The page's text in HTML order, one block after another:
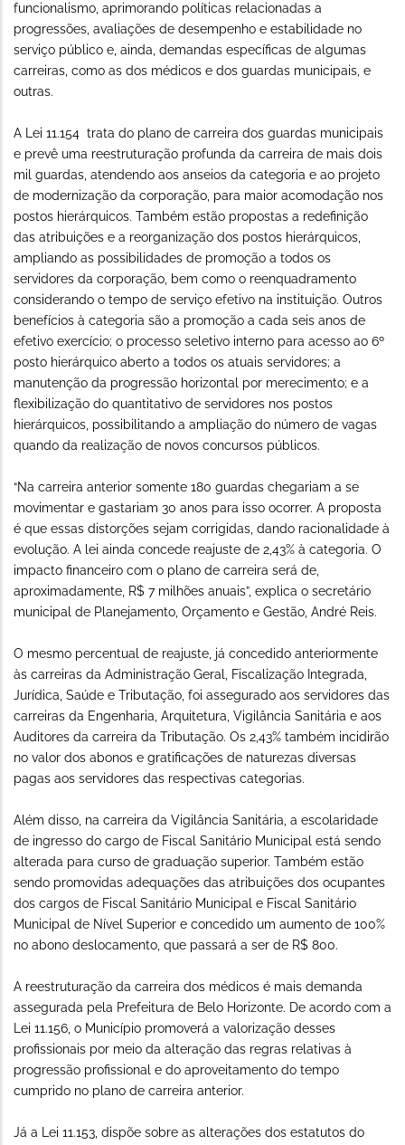
funcionalismo, aprimorando políticas relacionadas a
progressões, avaliações de desempenho e estabilidade no
serviço público e, ainda, demandas específicas de algumas
carreiras, como as dos médicos e dos guardas municipais, e
outras.
A Lei 11.154 trata do plano de carreira dos guardas municipais
e prevê uma reestruturação profunda da carreira de mais dois
mil guardas, atendendo aos anseios da categoria e ao projeto
de modernização da corporação, para maior acomodação nos
postos hierárquicos. Também estão propostas a redefinição
das atribuições e a reorganização dos postos hierárquicos,
ampliando as possibilidades de promoção a todos os
servidores da corporação, bem como o reenquadramento
considerando o tempo de serviço efetivo na instituição. Outros
benefícios à categoria são a promoção a cada seis anos de
efetivo exercício; o processo seletivo interno para acesso ao 6º
posto hierárquico aberto a todos os atuais servidores; a
manutenção da progressão horizontal por merecimento; e a
flexibilização do quantitativo de servidores nos postos
hierárquicos, possibilitando a ampliação do número de vagas
quando da realização de novos concursos públicos.
“Na carreira anterior somente 180 guardas chegariam a se
movimentar e gastariam 30 anos para isso ocorrer. A proposta
é que essas distorções sejam corrigidas, dando racionalidade à
evolução. A lei ainda concede reajuste de 2,43% à categoria. O
impacto financeiro com o plano de carreira será de,
aproximadamente, R$ 7 milhões anuais”, explica o secretário
municipal de Planejamento, Orçamento e Gestão, André Reis.
O mesmo percentual de reajuste, já concedido anteriormente
às carreiras da Administração Geral, Fiscalização Integrada,
Jurídica, Saúde e Tributação, foi assegurado aos servidores das
carreiras da Engenharia, Arquitetura, Vigilância Sanitária e aos
Auditores da carreira da Tributação. Os 2,43% também incidirão
no valor dos abonos e gratificações de naturezas diversas
pagas aos servidores das respectivas categorias.
Além disso, na carreira da Vigilância Sanitária, a escolaridade
de ingresso do cargo de Fiscal Sanitário Municipal está sendo
alterada para curso de graduação superior. Também estão
sendo promovidas adequações das atribuições dos ocupantes
dos cargos de Fiscal Sanitário Municipal e Fiscal Sanitário
Municipal de Nível Superior e concedido um aumento de 100%
no abono deslocamento, que passará a ser de R$ 800.
A reestruturação da carreira dos médicos é mais demanda
assegurada pela Prefeitura de Belo Horizonte. De acordo com a
Lei 11.156, o Município promoverá a valorização desses
profissionais por meio da alteração das regras relativas à
progressão profissional e do aproveitamento do tempo
cumprido no plano de carreira anterior.
Já a Lei 11.153, dispõe sobre as alterações dos estatutos do